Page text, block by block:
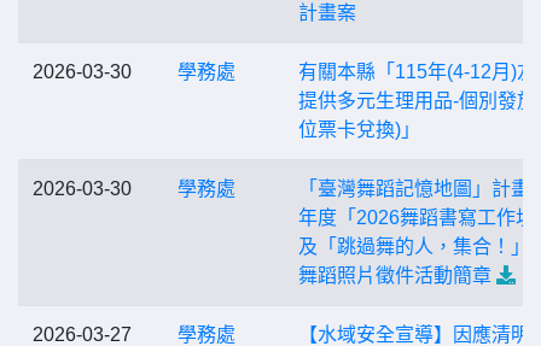
計畫案
2026-03-30 學務處
有關本縣「115年(4-12月)友
提供多元生理用品-個別發放
位票卡兌換)」
2026-03-30 學務處
「臺灣舞蹈記憶地圖」計畫
年度「2026舞蹈書寫工作坊
及「跳過舞的人，集合！」
舞蹈照片徵件活動簡章
2026-03-27 學務處
【水域安全宣導】因應清明